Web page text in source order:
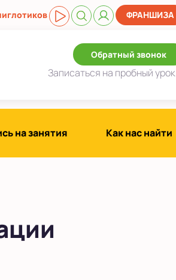
ФРАНШИЗА
Обратный звонок
Записаться на пробный урок
на занятия Как нас найти